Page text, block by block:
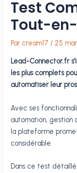
Test
Tout-
Par cream17 / 25
Lead-Connector.fr
les plus complets
automatiser leur
Avec ses
automation, gestion
la plateforme
considérable.
Dans ce test